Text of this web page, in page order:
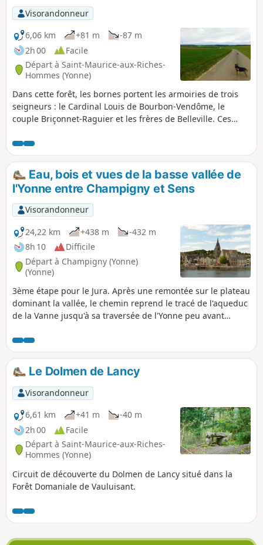
Visorandonneur
6,06 km
+81 m
-87 m
2h 00
Facile
Départ à Saint-Maurice-aux-Riches-
Hommes (Yonne)
Dans cette forêt, les bornes portent les armoiries de trois
seigneurs : le Cardinal Louis de Bourbon-Vendôme, le
couple Briçonnet-Raguier et les frères de Belleville. Ces
suite de contestations sur les limites respectives des uns et
des autres.
Eau, bois et vues de la basse vallée de
l'Yonne entre Champigny et Sens
Visorandonneur
24,22 km
+438 m
-432 m
8h 10
Difficile
Départ à Champigny (Yonne)
(Yonne)
3ème étape pour le Jura. Après une remontée sur le plateau
dominant la vallée, le chemin reprend le tracé de l'aqueduc
de la Vanne jusqu'à sa traversée de l'Yonne peu avant
gauche pour aboutir à Villenavotte. Il remonte à travers
bois, redescend sur Courtois-sur-Yonne, traverse Saint-
Martin-du-Tertre jusqu'à une petite chapelle avant de
redescendre par un sentier étroit sur l'agglomération de
Sens, ambiances et points d'intérêt variés.
Le Dolmen de Lancy
Visorandonneur
6,61 km
+41 m
-40 m
2h 00
Facile
Départ à Saint-Maurice-aux-Riches-
Hommes (Yonne)
Circuit de découverte du Dolmen de Lancy situé dans la
Forêt Domaniale de Vauluisant.